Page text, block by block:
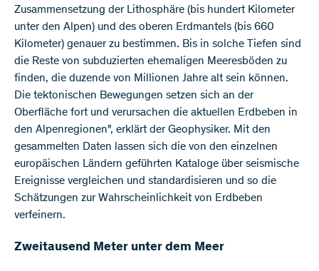
Zusammensetzung der Lithosphäre (bis hundert Kilometer
unter den Alpen) und des oberen Erdmantels (bis 660
Kilometer) genauer zu bestimmen. Bis in solche Tiefen sind
die Reste von subduzierten ehemaligen Meeresböden zu
finden, die duzende von Millionen Jahre alt sein können.
Die tektonischen Bewegungen setzen sich an der
Oberfläche fort und verursachen die aktuellen Erdbeben in
den Alpenregionen", erklärt der Geophysiker. Mit den
gesammelten Daten lassen sich die von den einzelnen
europäischen Ländern geführten Kataloge über seismische
Ereignisse vergleichen und standardisieren und so die
Schätzungen zur Wahrscheinlichkeit von Erdbeben
verfeinern.
Zweitausend Meter unter dem Meer